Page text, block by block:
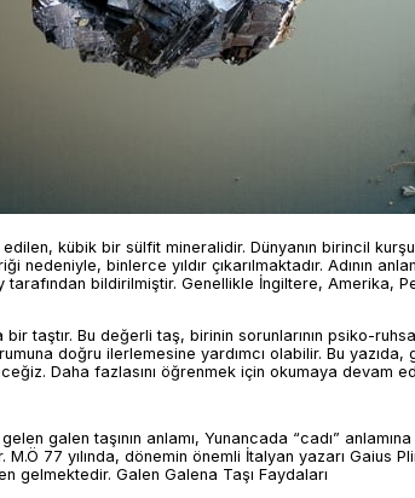
kübik bir sülfit mineralidir. Dünyanın birincil
nedeniyle, binlerce yıldır çıkarılmaktadır. Adının
tarafından bildirilmiştir. Genellikle İngiltere, Amerika,
taştır. Bu değerli taş, birinin sorunlarının psiko-
doğru ilerlemesine yardımcı olabilir. Bu yazıda,
Daha fazlasını öğrenmek için okumaya devam
galen taşının anlamı, Yunancada “cadı”
77 yılında, dönemin önemli İtalyan yazarı Gaius
gelmektedir. Galen Galena Taşı Faydaları